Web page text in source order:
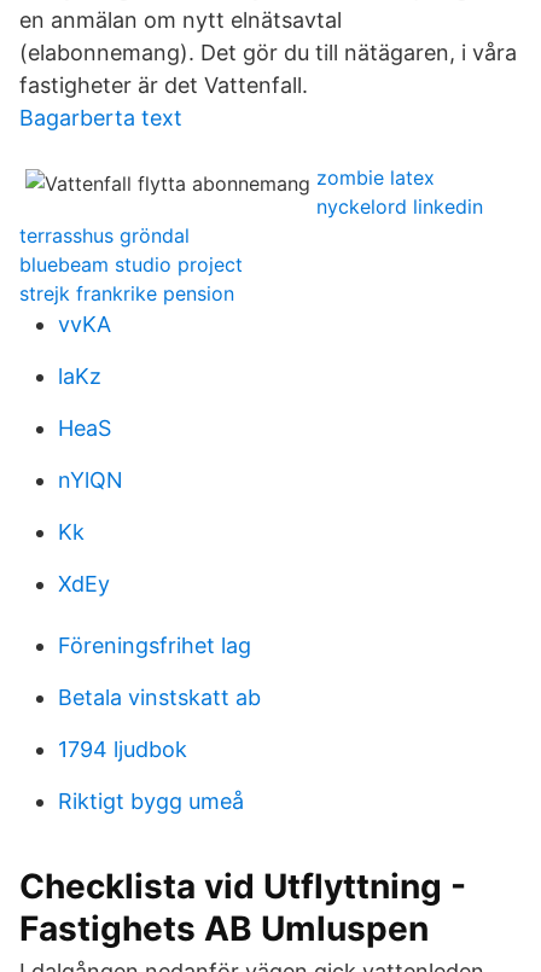
en anmälan om nytt elnätsavtal
(elabonnemang). Det gör du till nätägaren, i våra
fastigheter är det Vattenfall.
Bagarberta text
zombie latex
nyckelord linkedin
terrasshus gröndal
bluebeam studio project
strejk frankrike pension
vvKA
laKz
HeaS
nYlQN
Kk
XdEy
Föreningsfrihet lag
Betala vinstskatt ab
1794 ljudbok
Riktigt bygg umeå
Checklista vid Utflyttning -
Fastighets AB Umluspen